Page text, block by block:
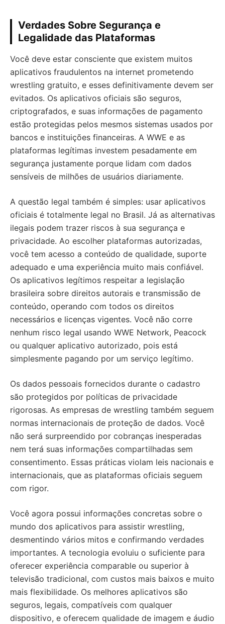
Verdades Sobre Segurança e
Legalidade das Plataformas
Você deve estar consciente que existem muitos
aplicativos fraudulentos na internet prometendo
wrestling gratuito, e esses definitivamente devem ser
evitados. Os aplicativos oficiais são seguros,
criptografados, e suas informações de pagamento
estão protegidas pelos mesmos sistemas usados por
bancos e instituições financeiras. A WWE e as
plataformas legítimas investem pesadamente em
segurança justamente porque lidam com dados
sensíveis de milhões de usuários diariamente.
A questão legal também é simples: usar aplicativos
oficiais é totalmente legal no Brasil. Já as alternativas
ilegais podem trazer riscos à sua segurança e
privacidade. Ao escolher plataformas autorizadas,
você tem acesso a conteúdo de qualidade, suporte
adequado e uma experiência muito mais confiável.
Os aplicativos legítimos respeitar a legislação
brasileira sobre direitos autorais e transmissão de
conteúdo, operando com todos os direitos
necessários e licenças vigentes. Você não corre
nenhum risco legal usando WWE Network, Peacock
ou qualquer aplicativo autorizado, pois está
simplesmente pagando por um serviço legítimo.
Os dados pessoais fornecidos durante o cadastro
são protegidos por políticas de privacidade
rigorosas. As empresas de wrestling também seguem
normas internacionais de proteção de dados. Você
não será surpreendido por cobranças inesperadas
nem terá suas informações compartilhadas sem
consentimento. Essas práticas violam leis nacionais e
internacionais, que as plataformas oficiais seguem
com rigor.
Você agora possui informações concretas sobre o
mundo dos aplicativos para assistir wrestling,
desmentindo vários mitos e confirmando verdades
importantes. A tecnologia evoluiu o suficiente para
oferecer experiência comparable ou superior à
televisão tradicional, com custos mais baixos e muito
mais flexibilidade. Os melhores aplicativos são
seguros, legais, compatíveis com qualquer
dispositivo, e oferecem qualidade de imagem e áudio